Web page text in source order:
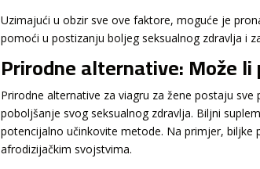
Uzimajući u obzir sve ove faktore, moguće je
pomoći u postizanju boljeg seksualnog zdravlja i
Prirodne alternative: Može
Prirodne alternative za viagru za žene postaju
poboljšanje svog seksualnog zdravlja. Biljni
potencijalno učinkovite metode. Na primjer, biljke
afrodizijačkim svojstvima.